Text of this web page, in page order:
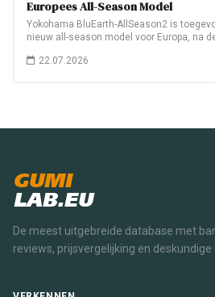
Europees All-Season Model
Yokohama BluEarth-AllSeason2 is
nieuw all-season model voor Europa, na
22.07.2026
GUMI
LAB.EU
De meest uitgebreide database met
reviews, prijsvergelijking en deskundige